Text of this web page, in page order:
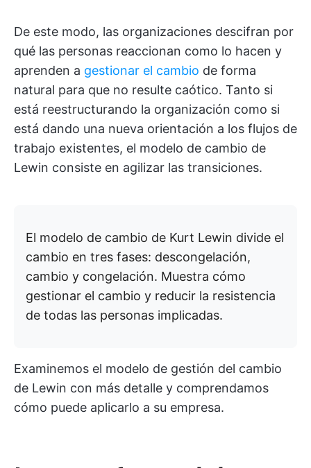
De este modo, las organizaciones descifran por
qué las personas reaccionan como lo hacen y
aprenden a gestionar el cambio de forma
natural para que no resulte caótico. Tanto si
está reestructurando la organización como si
está dando una nueva orientación a los flujos de
trabajo existentes, el modelo de cambio de
Lewin consiste en agilizar las transiciones.
El modelo de cambio de Kurt Lewin divide el
cambio en tres fases: descongelación,
cambio y congelación. Muestra cómo
gestionar el cambio y reducir la resistencia
de todas las personas implicadas.
Examinemos el modelo de gestión del cambio
de Lewin con más detalle y comprendamos
cómo puede aplicarlo a su empresa.